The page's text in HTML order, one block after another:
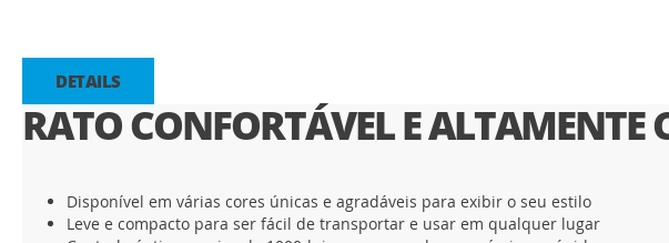
Galeria
de
imagens
DETAILS
RATO CONFORTÁVEL E ALTAMENTE
Disponível em várias cores únicas e agradáveis para exibir o seu estilo
Leve e compacto para ser fácil de transportar e usar em qualquer lugar